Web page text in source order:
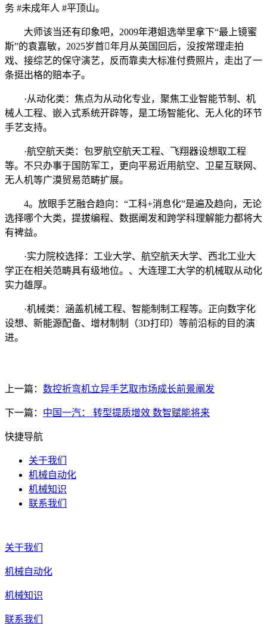
务 #未成年人 #平顶山。
大师该当还有印象吧，2009年港姐选举里拿下“最上镜蜜
斯”的袁嘉敏，2025岁首年月从英国回后，没按常理走拍
戏、接综艺的保守演艺，反而靠卖大标准付费照片，走出了一
条挺出格的赔本子。
·从动化类：焦点为从动化专业，聚焦工业智能节制、机
械人工程、嵌入式系统开辟等，是工场智能化、无人化的环节
手艺支持。
·航空航天类：包罗航空航天工程、飞翔器设想取工程
等。不只办事于国防军工，更向平易近用航空、卫星互联网、
无人机等广漠贸易范畴扩展。
4。放眼手艺融合趋向：“工科+消息化”是遍及趋向，无论
选择哪个大类，提拔编程、数据阐发和跨学科理解能力都将大
有裨益。
·实力院校选择：工业大学、航空航天大学、西北工业大
学正在相关范畴具有级地位。、大连理工大学的机械取从动化
实力雄厚。
·机械类：涵盖机械工程、智能制制工程等。正向数字化
设想、新能源配备、增材制制（3D打印）等前沿标的目的演
进。
上一篇： 数控折弯机立异手艺取市场成长前景阐发
下一篇： 中国一汽： 转型提质增效 数智赋能将来
快捷导航
关于我们
机械自动化
机械知识
联系我们
关于我们
机械自动化
机械知识
联系我们